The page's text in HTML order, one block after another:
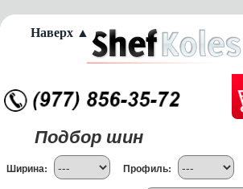
Подбор шин
Ширина: Профиль:
Наверх ▲